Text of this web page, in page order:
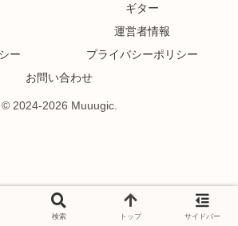
ギター
運営者情報
ー
プライバシーポリシー
お問い合わせ
© 2024-2026 Muuugic.
検索 トップ サイドバー